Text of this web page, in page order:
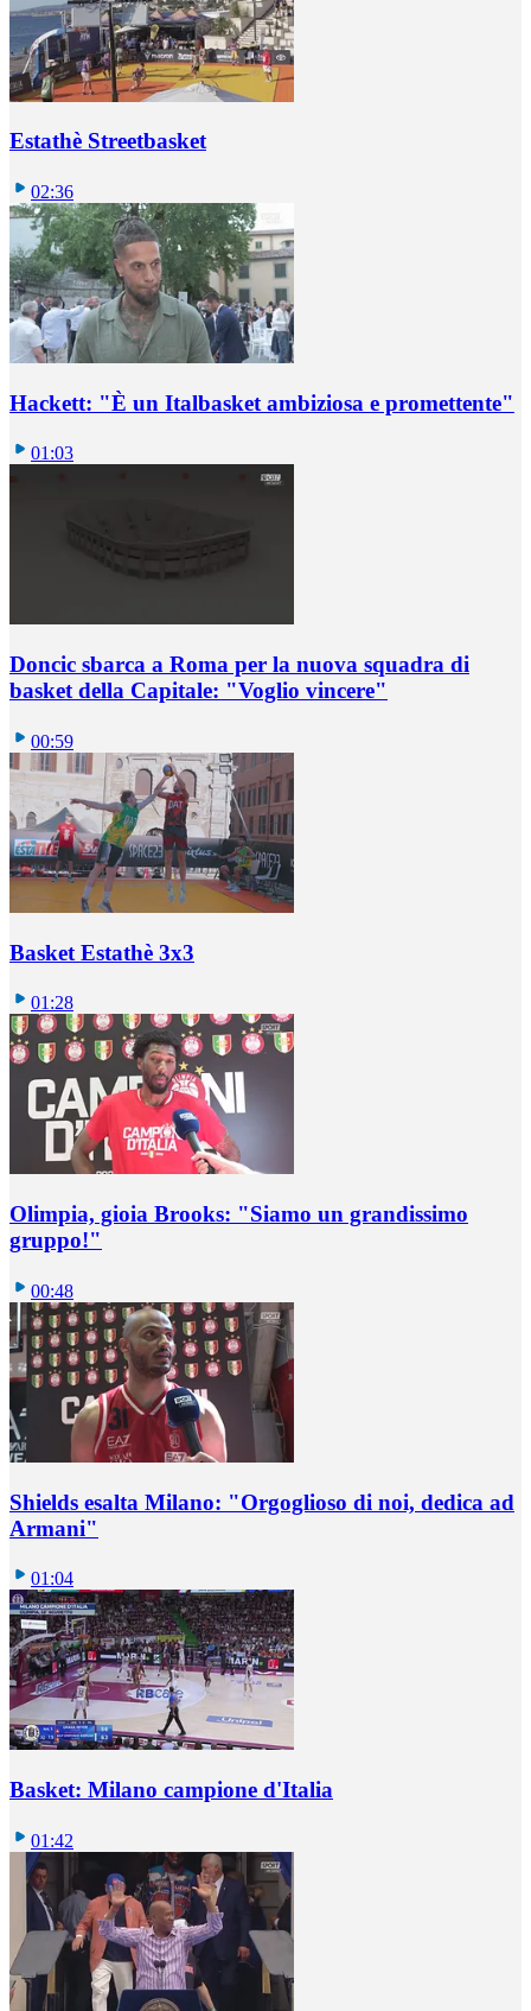
Estathè Streetbasket
02:36
Hackett: "È un Italbasket ambiziosa e promettente"
01:03
Doncic sbarca a Roma per la nuova squadra di
basket della Capitale: "Voglio vincere"
00:59
Basket Estathè 3x3
01:28
Olimpia, gioia Brooks: "Siamo un grandissimo
gruppo!"
00:48
Shields esalta Milano: "Orgoglioso di noi, dedica ad
Armani"
01:04
Basket: Milano campione d'Italia
01:42